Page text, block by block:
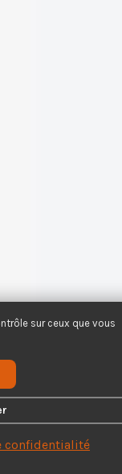
sur ceux que vous
confidentialité